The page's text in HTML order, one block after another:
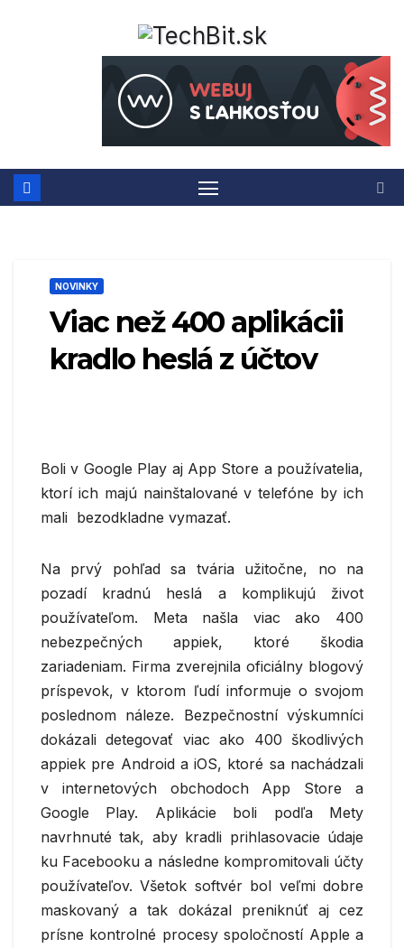
NOVINKY
Viac než 400 aplikácii
kradlo heslá z účtov
Boli v Google Play aj App Store a používatelia,
ktorí ich majú nainštalované v telefóne by ich
mali bezodkladne vymazať.
Na prvý pohľad sa tvária užitočne, no na
pozadí kradnú heslá a komplikujú život
používateľom. Meta našla viac ako 400
nebezpečných appiek, ktoré škodia
zariadeniam. Firma zverejnila oficiálny blogový
príspevok, v ktorom ľudí informuje o svojom
poslednom náleze. Bezpečnostní výskumníci
dokázali detegovať viac ako 400 škodlivých
appiek pre Android a iOS, ktoré sa nachádzali
v internetových obchodoch App Store a
Google Play. Aplikácie boli podľa Mety
navrhnuté tak, aby kradli prihlasovacie údaje
ku Facebooku a následne kompromitovali účty
používateľov. Všetok softvér bol veľmi dobre
maskovaný a tak dokázal preniknúť aj cez
prísne kontrolné procesy spoločností Apple a